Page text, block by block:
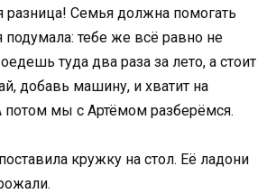
разница! Семья должна помогать
подумала: тебе же всё равно не
туда два раза за лето, а стоит
добавь машину, и хватит на
потом мы с Артёмом разберёмся.
кружку на стол. Её ладони